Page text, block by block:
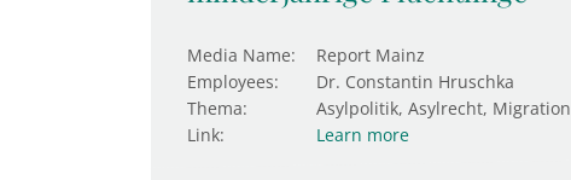
Media Name:
Report Mainz
Employees:
Dr. Constantin Hruschka
Thema:
Asylpolitik, Asylrecht, Migration
Link:
Learn more